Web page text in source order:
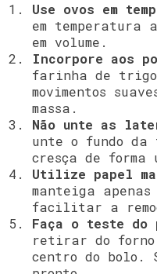
Use ovos em
em temperatura
em volume.
Incorpore aos
farinha de trigo
movimentos
massa.
Não unte as
unte o fundo da
cresça de
Utilize papel
manteiga
facilitar a
Faça o teste
retirar do
centro do bolo.